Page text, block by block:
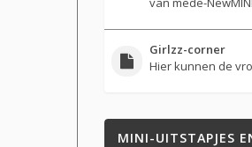
Girlzz-corner
Hier kunnen de
MINI-UITSTAPJES